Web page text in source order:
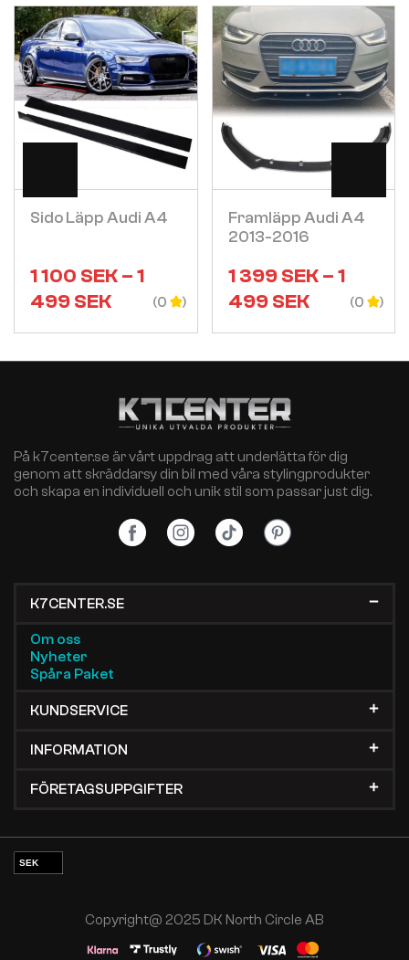
Sido Läpp Audi A4
1 100 SEK–1
499SEK (0
Visa
Framläpp Audi A4
2013-2016
1 399SEK –1
499SEK (0
Visa
På k7center.se är vårt uppdrag att underlätta för dig
genom att skräddarsy din bil med våra stylingprodukter
och skapa en individuell och unik stil som passar just dig.
K7CENTER.SE
Om oss
Nyheter
Spåra Paket
KUNDSERVICE
INFORMATION
FÖRETAGSUPPGIFTER
SEK
Copyright@ 2025 DK North Circle AB